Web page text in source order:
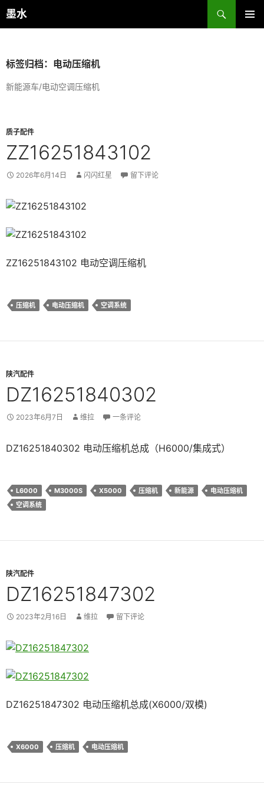
跳
至
墨水
搜
索
标签归档：电动压缩机
新能源车/电动空调压缩机
质子配件
ZZ16251843102
2026年6月14日 闪闪红星 留下评论
ZZ16251843102 电动空调压缩机
压缩机 电动压缩机 空调系统
陕汽配件
DZ16251840302
2023年6月7日 维拉 一条评论
DZ16251840302 电动压缩机总成（H6000/集成式）
L6000 M3000S X5000 压缩机 新能源
电动压缩机
空调系统
陕汽配件
DZ16251847302
2023年2月16日 维拉 留下评论
DZ16251847302 电动压缩机总成(X6000/双模)
X6000 压缩机 电动压缩机